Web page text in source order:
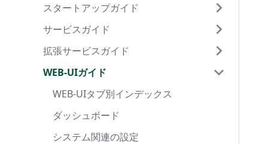
OpenBlocks IoT VX1
OpenBlocks IoT VX2
OpenBlocks IoT FX1
OpenBlocks IoT DX1
OpenBlocks IX9
OpenBlocks A16
OpenBlocks HX1
初期設定
遠隔管理AirManage
サービスの追加
IoTセットアップ手順
デバイス登録
IoTデータ設定
Node-RED設定
カメラ機能
Docker設定
拡張サービスガイド
Samba設定
FTPサーバー設定
FTPダウンロード設定
FTPアップロード設定
不正ログイン監視(セキュリティ)
WEB-UIガイド
WEB-UIタブ別インデックス
ダッシュボード
システム関連の設定
ネットワーク関連の設定
ストレージ関連の設定
センサーデータの受信
PD Handler
センサーI/F毎の設定
BLEビーコン送信設定
BLEデバイス設定
対応センサJSONフォーマット
BLEビーコン&センサー
IoTクラウド/サーバー送受信
PD Repeater 送受信設定
送受信先毎の設定
MS Azure IoT Hub
下流方向デバイス制御
下流方向制御の概要
PD Repeaterの下流方向メッセージ
開発者向けガイド
カスタマイズ前の注意と補足
Node-REDスターターガイド
WEB-UI接続準備
初期設定
遠隔管理AirManage
サービスの追加
IoTセットアップ手順
サービスガイド
デバイス登録
IoTデータ設定
Node-RED設定
カメラ機能
Docker/Moby設定
Azure IoT Edge設定
拡張サービスガイド
Samba設定
FTPサーバー設定
FTPダウンロード設定
FTPアップロード設定
不正ログイン監視(セキュリティ)
WEB-UIガイド
WEB-UIタブ別インデックス
ダッシュボード
システム関連の設定
ネットワーク関連の設定
センサーデータの受信
PD Handler
センサーI/F毎の設定
BLEビーコン送信設定
対応センサJSONフォーマット
IoTクラウド/サーバー送受信
PD Repeater 送受信設定
送受信先毎の設定
下流方向デバイス制御
下流方向制御の概要
開発者向けガイド
スタートアップガイド
WEB-UI接続準備
初期設定
遠隔管理AirManage
サービスの追加
IoTセットアップ手順
サービスガイド
基本(IoTデータ必読)
IoTデータ設定
Node-RED設定
カメラ機能
Docker/Moby設定
拡張サービスガイド
Samba設定
FTPサーバー設定
FTPダウンロード設定
FTPアップロード設定
WEB-UIガイド
WEB-UIタブ別インデックス
ダッシュボード
システム関連の設定